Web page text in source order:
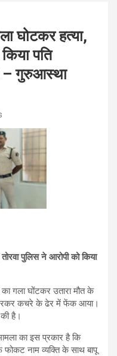
घोटकर हत्या,
पति
– गुरुआस्था
पुलिस ने आरोपी को किया
का गला घोंटकर उतारा मौत के
कचरे के ढेर में फेंक आया।
की है।
का इस प्रकार है कि
फोकट नाम व्यक्ति के साथ बापू